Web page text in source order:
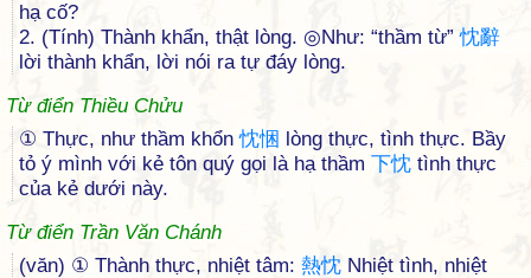
hạ cố?
2. (Tính) Thành khẩn, thật lòng. ◎Như: “thầm từ”忱辭
lời thành khẩn, lời nói ra tự đáy lòng.
Từ điển Thiều Chửu
① Thực, như thầm khổn忱悃 lòng thực, tình thực. Bầy
tỏ ý mình với kẻ tôn quý gọi là hạ thầm 下忱 tình thực
của kẻ dưới này.
Từ điển Trần Văn Chánh
(văn) ① Thành thực, nhiệt tâm: 熱忱 Nhiệt tình, nhiệt